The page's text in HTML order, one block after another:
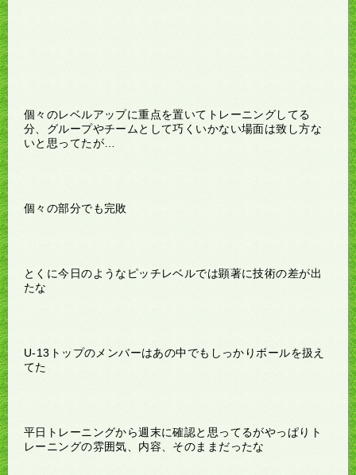
個々のレベルアップに重点を置いてトレーニングしてる
分、グループやチームとして巧くいかない場面は致し方な
いと思ってたが…
個々の部分でも完敗
とくに今日のようなピッチレベルでは顕著に技術の差が出
たな
U-13トップのメンバーはあの中でもしっかりボールを扱え
てた
平日トレーニングから週末に確認と思ってるがやっぱりト
レーニングの雰囲気、内容、そのままだったな